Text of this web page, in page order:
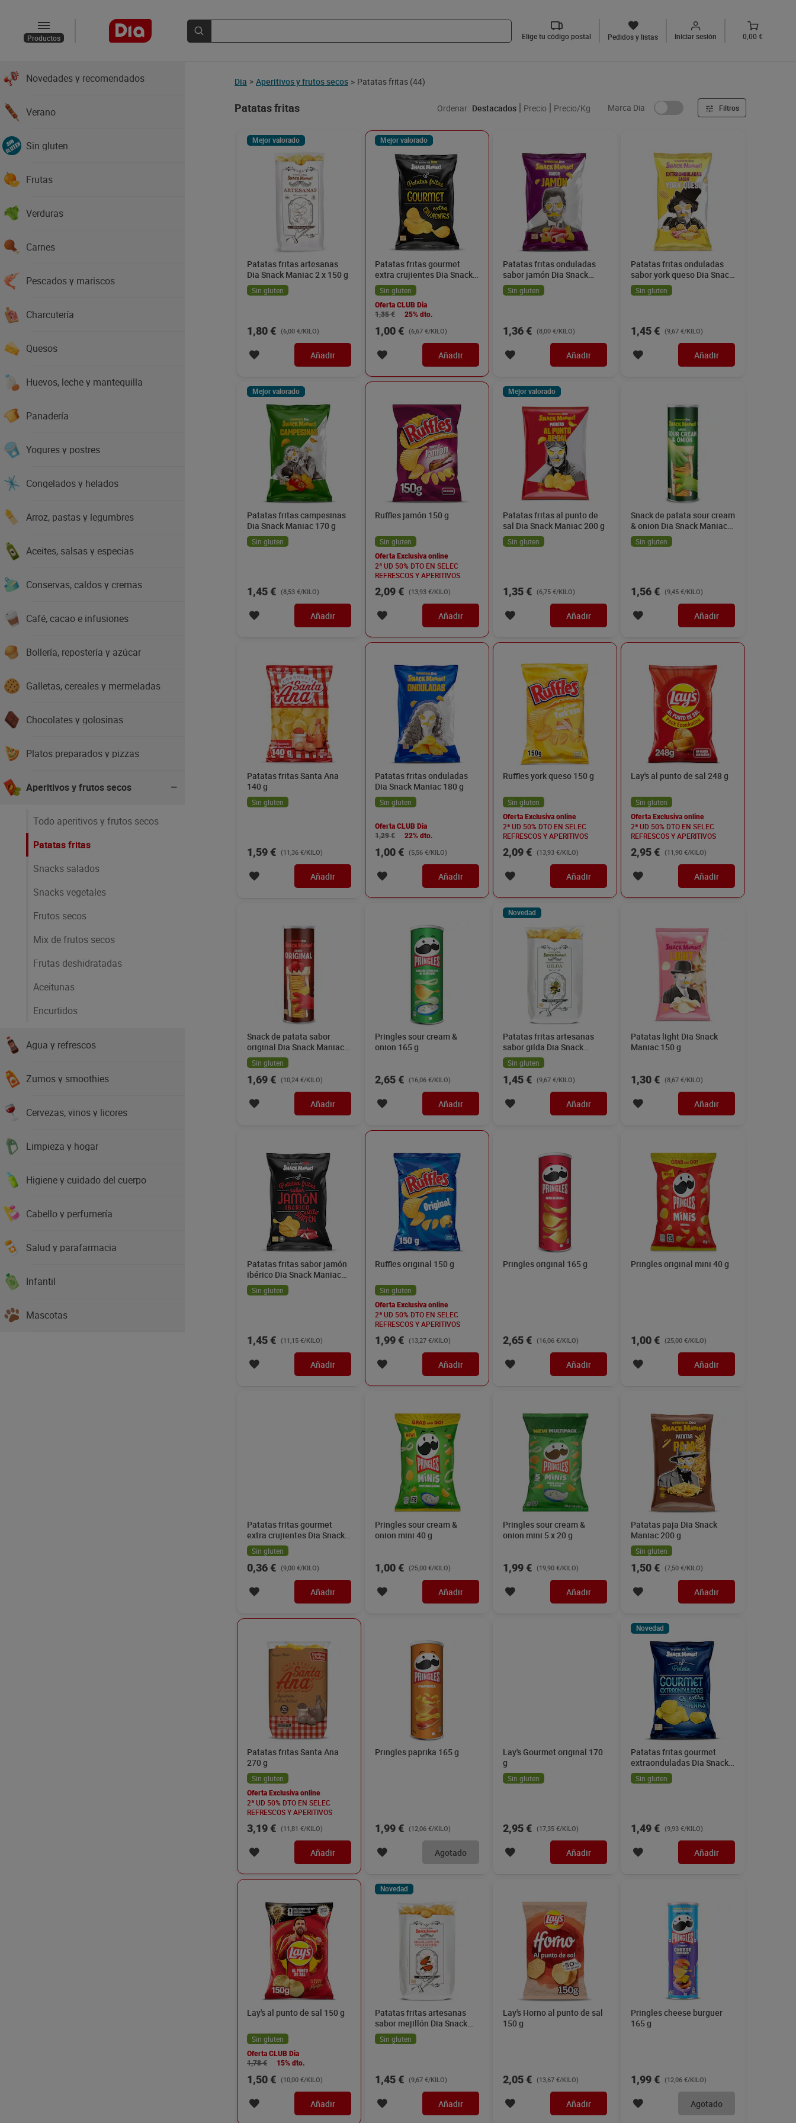
Productos Elige tu código postal Pedidos y listas Iniciar sesión 0,00 €
Novedades y recomendados
Verano
Sin gluten
Frutas
Verduras
Carnes
Pescados y mariscos
Charcutería
Quesos
Huevos, leche y mantequilla
Panadería
Yogures y postres
Congelados y helados
Arroz, pastas y legumbres
Aceites, salsas y especias
Conservas, caldos y cremas
Café, cacao e infusiones
Bollería, repostería y azúcar
Galletas, cereales y mermeladas
Chocolates y golosinas
Platos preparados y pizzas
Aperitivos y frutos secos
Todo aperitivos y frutos secos
Patatas fritas
Snacks salados
Snacks vegetales
Frutos secos
Mix de frutos secos
Frutas deshidratadas
Aceitunas
Encurtidos
Agua y refrescos
Zumos y smoothies
Cervezas, vinos y licores
Limpieza y hogar
Higiene y cuidado del cuerpo
Cabello y perfumería
Salud y parafarmacia
Infantil
Mascotas
Dia > Aperitivos y frutos secos > Patatas fritas (44)
Patatas fritas Ordenar: Destacados Precio Precio/Kg Marca Dia Filtros
Mejor valorado
Patatas fritas artesanas
Dia Snack Maniac 2 x 150 g
Sin gluten
1,80 € (6,00 €/KILO)
Añadir
Mejor valorado
Patatas fritas gourmet
extra crujientes Dia Snack
Maniac 150 g
Sin gluten
Oferta CLUB Dia
1,35 €
25% dto.
1,00 € (6,67 €/KILO)
Añadir
Patatas fritas onduladas
sabor jamón Dia Snack
Maniac 170 g
Sin gluten
1,36 € (8,00 €/KILO)
Añadir
Patatas fritas onduladas
sabor york queso Dia Snack
Maniac 150 g
Sin gluten
1,45 € (9,67 €/KILO)
Añadir
Mejor valorado
Patatas fritas campesinas
Dia Snack Maniac 170 g
Sin gluten
1,45 € (8,53 €/KILO)
Añadir
Ruffles jamón 150 g
Sin gluten
Oferta Exclusiva online
2ª UD 50% DTO EN SELEC
REFRESCOS Y APERITIVOS
2,09 € (13,93 €/KILO)
Añadir
Mejor valorado
Patatas fritas al punto de
sal Dia Snack Maniac 200 g
Sin gluten
1,35 € (6,75 €/KILO)
Añadir
Snack de patata sour cream
& onion Dia Snack Maniac
165 g
Sin gluten
1,56 € (9,45 €/KILO)
Añadir
Patatas fritas Santa Ana
140 g
Sin gluten
1,59 € (11,36 €/KILO)
Añadir
Patatas fritas onduladas
Dia Snack Maniac 180 g
Sin gluten
Oferta CLUB Dia
1,29 €
22% dto.
1,00 € (5,56 €/KILO)
Añadir
Ruffles york queso 150 g
Sin gluten
Oferta Exclusiva online
2ª UD 50% DTO EN SELEC
REFRESCOS Y APERITIVOS
2,09 € (13,93 €/KILO)
Añadir
Lay's al punto de sal 248 g
Sin gluten
Oferta Exclusiva online
2ª UD 50% DTO EN SELEC
REFRESCOS Y APERITIVOS
2,95 € (11,90 €/KILO)
Añadir
Snack de patata sabor
original Dia Snack Maniac
165 g
Sin gluten
1,69 € (10,24 €/KILO)
Añadir
Pringles sour cream &
onion 165 g
2,65 € (16,06 €/KILO)
Añadir
Novedad
Patatas fritas artesanas
sabor gilda Dia Snack
Maniac 150 g
Sin gluten
1,45 € (9,67 €/KILO)
Añadir
Patatas light Dia Snack
Maniac 150 g
1,30 € (8,67 €/KILO)
Añadir
Patatas fritas sabor jamón
ibérico Dia Snack Maniac
130 g
Sin gluten
1,45 € (11,15 €/KILO)
Añadir
Ruffles original 150 g
Sin gluten
Oferta Exclusiva online
2ª UD 50% DTO EN SELEC
REFRESCOS Y APERITIVOS
1,99 € (13,27 €/KILO)
Añadir
Pringles original 165 g
2,65 € (16,06 €/KILO)
Añadir
Pringles original mini 40 g
1,00 € (25,00 €/KILO)
Añadir
Patatas fritas gourmet
extra crujientes Dia Snack
Maniac 40 g
Sin gluten
0,36 € (9,00 €/KILO)
Añadir
Pringles sour cream &
onion mini 40 g
1,00 € (25,00 €/KILO)
Añadir
Pringles sour cream &
onion mini 5 x 20 g
1,99 € (19,90 €/KILO)
Añadir
Patatas paja Dia Snack
Maniac 200 g
Sin gluten
1,50 € (7,50 €/KILO)
Añadir
Patatas fritas Santa Ana
270 g
Sin gluten
Oferta Exclusiva online
2ª UD 50% DTO EN SELEC
REFRESCOS Y APERITIVOS
3,19 € (11,81 €/KILO)
Añadir
Pringles paprika 165 g
1,99 € (12,06 €/KILO)
Agotado
Lay's Gourmet original 170
g
Sin gluten
2,95 € (17,35 €/KILO)
Añadir
Novedad
Patatas fritas gourmet
extraonduladas Dia Snack
Maniac 150 g
Sin gluten
1,49 € (9,93 €/KILO)
Añadir
Lay's al punto de sal 150 g
Sin gluten
Oferta CLUB Dia
1,78 €
15% dto.
1,50 € (10,00 €/KILO)
Añadir
Novedad
Patatas fritas artesanas
sabor mejillón Dia Snack
Maniac 150 g
Sin gluten
1,45 € (9,67 €/KILO)
Añadir
Lay's Horno al punto de sal
150 g
2,05 € (13,67 €/KILO)
Añadir
Pringles cheese burguer
165 g
1,99 € (12,06 €/KILO)
Agotado